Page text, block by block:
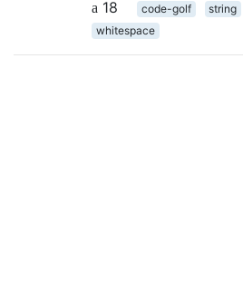
18
code-golf string
whitespace